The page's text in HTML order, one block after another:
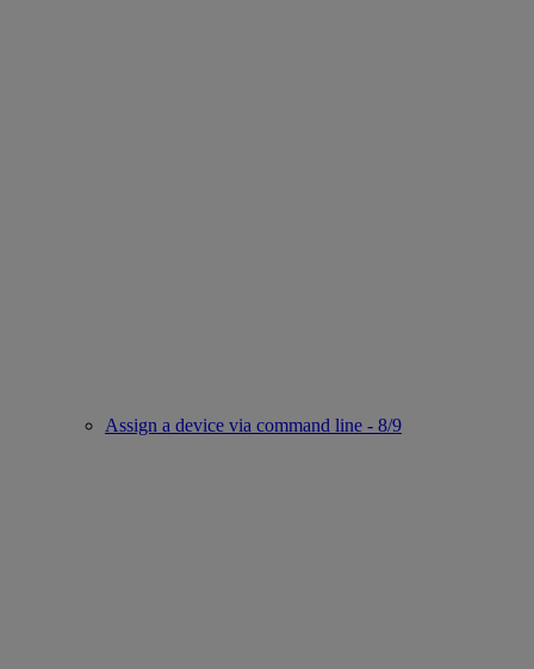
Assign a device via command line - 8/9